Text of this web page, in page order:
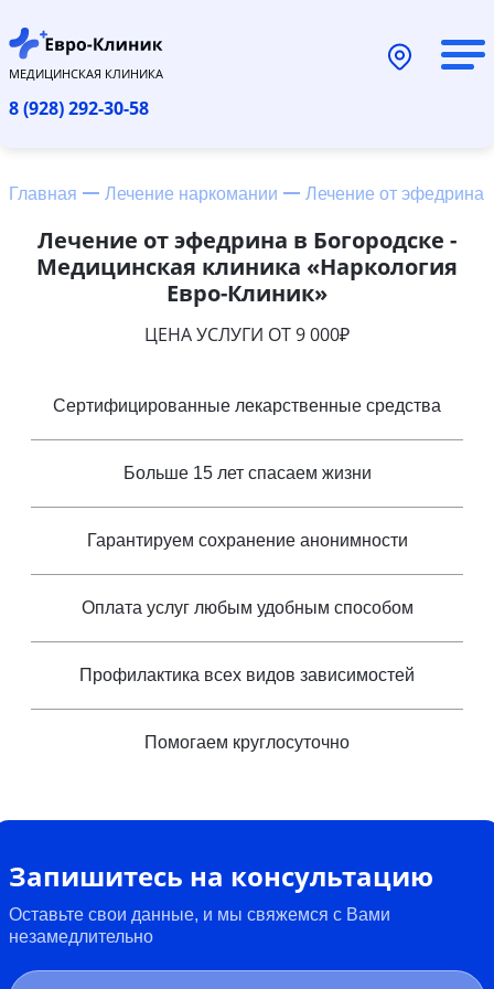
МЕДИЦИНСКАЯ КЛИНИКА
8 (928) 292-30-58
Главная Лечение наркомании Лечение от эфедрина
Лечение от эфедрина в Богородске -
Медицинская клиника «Наркология
Евро-Клиник»
ЦЕНА УСЛУГИ ОТ 9 000₽
Сертифицированные лекарственные средства
Больше 15 лет спасаем жизни
Гарантируем сохранение анонимности
Оплата услуг любым удобным способом
Профилактика всех видов зависимостей
Помогаем круглосуточно
Запишитесь на консультацию
Оставьте свои данные, и мы свяжемся с Вами
незамедлительно